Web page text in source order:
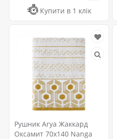
Купити в 1 клік
Рушник Arya Жаккард
Оксамит 70x140 Nanga